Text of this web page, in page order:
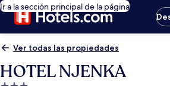
Ir a la sección principal de la página
Ver todas las propiedades
HOTEL NJENKA